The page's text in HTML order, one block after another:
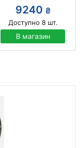
9240 ₴
Доступно 8шт.
В магазин